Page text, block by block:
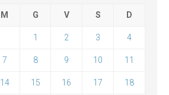
M G V S D
1 2 3 4
7 8 9 10 11
14 15 16 17 18